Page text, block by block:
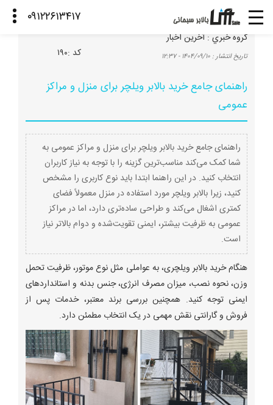
گروه خبري : آخرین اخبار
تاريخ انتشار : ۱۴۰۴/۰۹/۱۰ - ۱۲:۳۷ كد :۱۹۰
راهنمای جامع خرید بالابر ویلچر برای منزل و مراکز
عمومی
راهنمای جامع خرید بالابر ویلچر برای منزل و مراکز عمومی به
شما کمک می‌کند مناسب‌ترین گزینه را با توجه به نیاز کاربران
انتخاب کنید. در این راهنما ابتدا باید نوع کاربری را مشخص
کنید، زیرا بالابر ویلچر مورد استفاده در منزل معمولاً فضای
کمتری اشغال می‌کند و طراحی ساده‌تری دارد، اما در مراکز
عمومی به ظرفیت بیشتر، ایمنی تقویت‌شده و دوام بالاتر نیاز
است.
هنگام خرید بالابر ویلچری، به عواملی مثل نوع موتور، ظرفیت تحمل
وزن، نحوه نصب، میزان مصرف انرژی، جنس بدنه و استانداردهای
ایمنی توجه کنید. همچنین بررسی برند معتبر، خدمات پس از
فروش و گارانتی نقش مهمی در یک انتخاب مطمئن دارد.